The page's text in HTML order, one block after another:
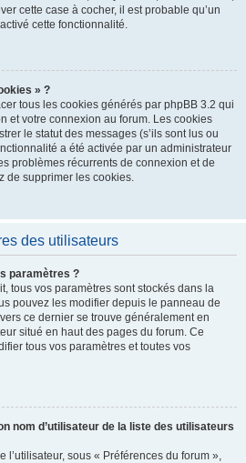
cette case à cocher, il est probable qu’un
cette fonctionnalité.
» ?
tous les cookies générés par phpBB 3.2 qui
et votre connexion au forum. Les cookies
le statut des messages (s’ils sont lus ou
a été activée par un administrateur
problèmes récurrents de connexion et de
de supprimer les cookies.
des utilisateurs
paramètres ?
tous vos paramètres sont stockés dans la
pouvez les modifier depuis le panneau de
ce dernier se trouve généralement en
situé en haut des pages du forum. Ce
tous vos paramètres et toutes vos
nom d’utilisateur de la liste des utilisateurs
l’utilisateur, sous « Préférences du forum »,